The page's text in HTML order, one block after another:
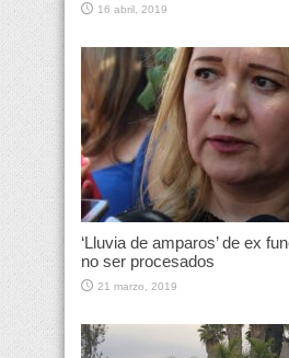
16 abril, 2019
‘Lluvia de amparos’ de ex
no ser procesados
21 marzo, 2019